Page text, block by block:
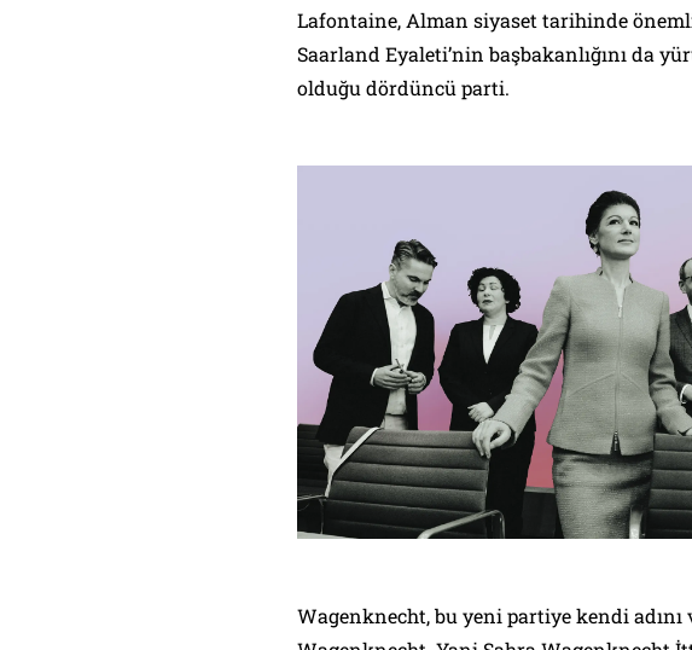
Lafontaine, Alman siyaset tarihinde
Saarland Eyaleti’nin başbakanlığını da
olduğu dördüncü parti.
Wagenknecht, bu yeni partiye kendi adını